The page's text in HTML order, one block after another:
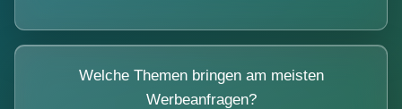
Welche Themen bringen am meisten
Werbeanfragen?